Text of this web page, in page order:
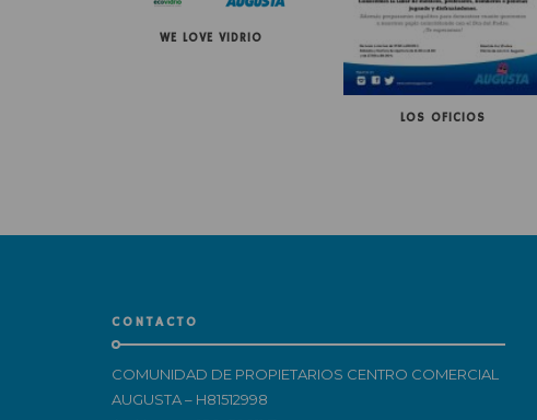
WE LOVE VIDRIO
LOS OFICIOS
CONTACTO
COMUNIDAD DE PROPIETARIOS CENTRO COMERCIAL
AUGUSTA – H81512998